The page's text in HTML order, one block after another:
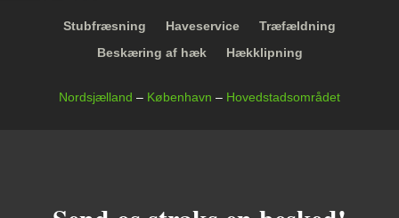
Stubfræsning Haveservice
Træfældning
Beskæring af hæk
Hækklipning
Nordsjælland – København – Hovedstadsområdet